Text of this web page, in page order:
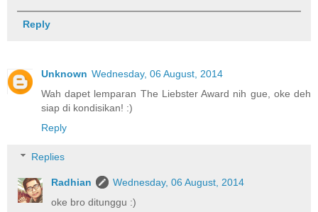
Reply
Unknown Wednesday, 06 August, 2014
Wah dapet lemparan The Liebster Award nih gue, oke deh
siap di kondisikan! :)
Reply
Replies
Radhian
Wednesday, 06 August, 2014
oke bro ditunggu :)